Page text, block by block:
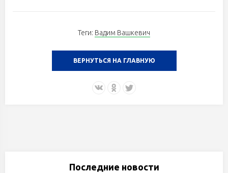
Теги: Вадим Вашкевич
ВЕРНУТЬСЯ НА ГЛАВНУЮ
Последние новости